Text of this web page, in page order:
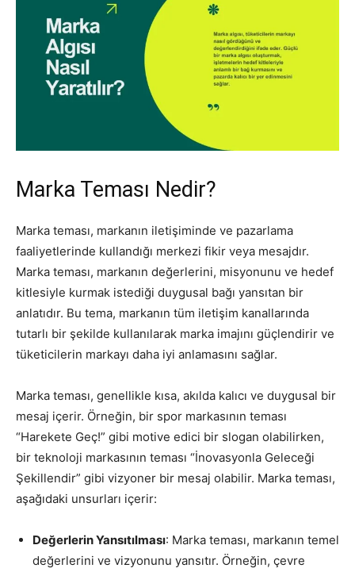
Marka Teması Nedir?
Marka teması, markanın iletişiminde ve pazarlama
faaliyetlerinde kullandığı merkezi fikir veya mesajdır.
Marka teması, markanın değerlerini, misyonunu ve hedef
kitlesiyle kurmak istediği duygusal bağı yansıtan bir
anlatıdır. Bu tema, markanın tüm iletişim kanallarında
tutarlı bir şekilde kullanılarak marka imajını güçlendirir ve
tüketicilerin markayı daha iyi anlamasını sağlar.
Marka teması, genellikle kısa, akılda kalıcı ve duygusal bir
mesaj içerir. Örneğin, bir spor markasının teması
“Harekete Geç!” gibi motive edici bir slogan olabilirken,
bir teknoloji markasının teması “İnovasyonla Geleceği
Şekillendir” gibi vizyoner bir mesaj olabilir. Marka teması,
aşağıdaki unsurları içerir:
Değerlerin Yansıtılması: Marka teması, markanın temel
değerlerini ve vizyonunu yansıtır. Örneğin, çevre